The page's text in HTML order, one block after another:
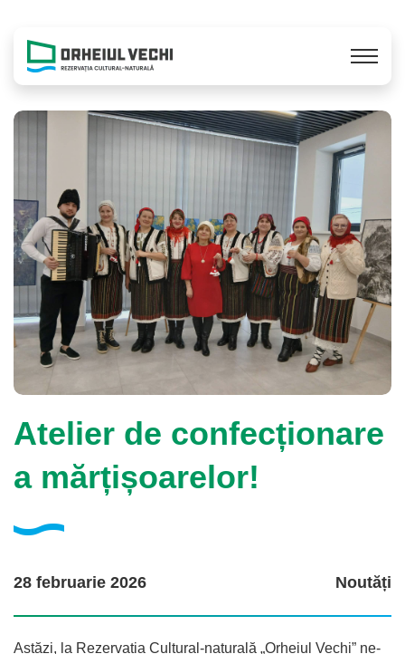
Atelier de confecționare
a mărțișoarelor!
28 februarie 2026 Noutăți
Astăzi, la Rezervația Cultural-naturală „Orheiul Vechi” ne-